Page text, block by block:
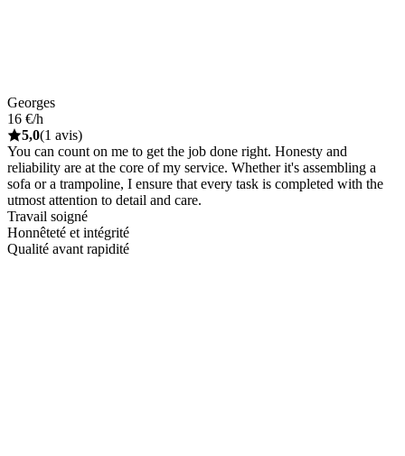
Georges
16 €/h
5,0(1 avis)
You can count on me to get the job done right. Honesty and
reliability are at the core of my service. Whether it's assembling a
sofa or a trampoline, I ensure that every task is completed with the
utmost attention to detail and care.
Travail soigné
Honnêteté et intégrité
Qualité avant rapidité